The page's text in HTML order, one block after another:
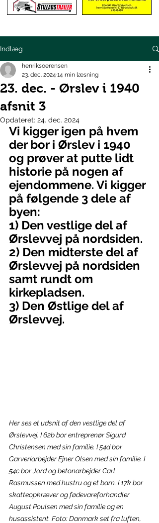
Indlæg
23. dec. - Ørslev i 1940
afsnit 3
henriksoerensen
23. dec. 2024 14 min læsning
Opdateret: 24. dec. 2024
Vi kigger igen på hvem
der bor i Ørslev i 1940
og prøver at putte lidt
historie på nogen af
ejendommene. Vi kigger
på følgende 3 dele af
byen:
1) Den vestlige del af
Ørslevvej på nordsiden.
2) Den midterste del af
Ørslevvej på nordsiden
samt rundt om
kirkepladsen.
3) Den Østlige del af
Ørslevvej.
Her ses et udsnit af den vestlige del af
Ørslevvej. I 62b bor entreprenør Sigurd
Christensen med sin familie. I 54d bor
Garveriarbejder Ejner Olsen med sin familie. I
54c bor Jord og betonarbejder Carl
Rasmussen med hustru og et barn. I 17k bor
skatteopkræver og fødevareforhandler
August Poulsen med sin familie og en
husassistent. Foto: Danmark set fra luften,